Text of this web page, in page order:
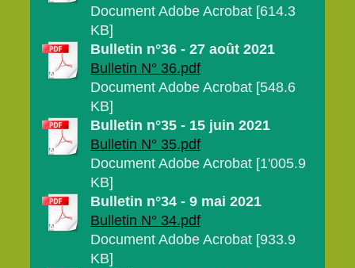
Document Adobe Acrobat [614.3
KB]
Bulletin n°36 - 27 août 2021
Bulletin N° 36.pdf
Document Adobe Acrobat [548.6
KB]
Bulletin n°35 - 15 juin 2021
Bulletin N° 35.pdf
Document Adobe Acrobat [1'005.9
KB]
Bulletin n°34 - 9 mai 2021
Bulletin N° 34.pdf
Document Adobe Acrobat [933.9
KB]